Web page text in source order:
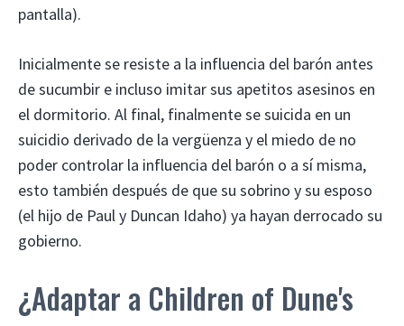
pantalla).
Inicialmente se resiste a la influencia del barón antes
de sucumbir e incluso imitar sus apetitos asesinos en
el dormitorio. Al final, finalmente se suicida en un
suicidio derivado de la vergüenza y el miedo de no
poder controlar la influencia del barón o a sí misma,
esto también después de que su sobrino y su esposo
(el hijo de Paul y Duncan Idaho) ya hayan derrocado su
gobierno.
¿Adaptar a Children of Dune's